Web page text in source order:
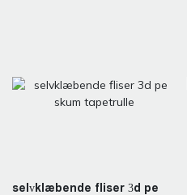
selvklæbende fliser 3d pe